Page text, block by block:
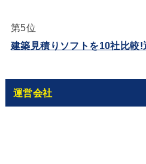
第5位
建築見積りソフトを10社比較
運営会社